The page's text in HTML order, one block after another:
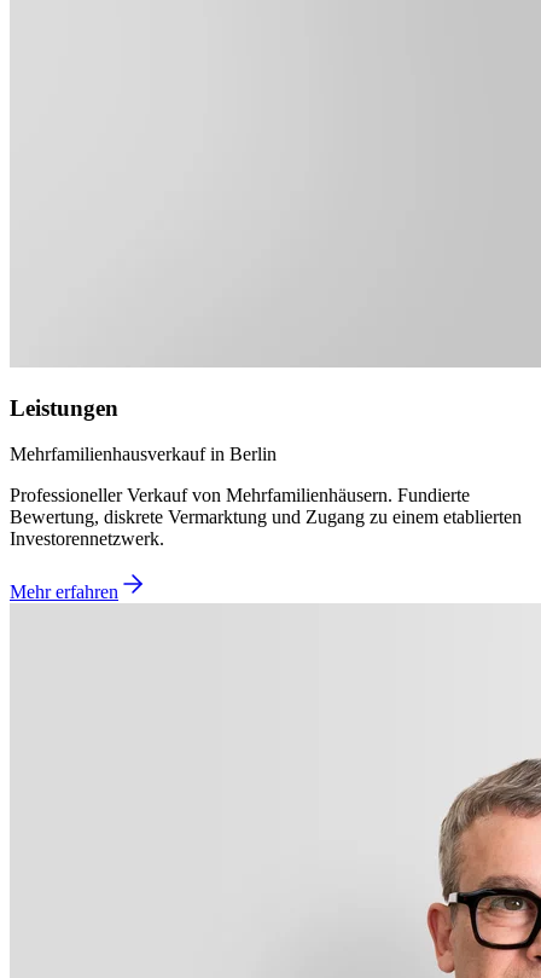
Leistungen
Mehrfamilienhausverkauf in Berlin
Professioneller Verkauf von Mehrfamilienhäusern. Fundierte
Bewertung, diskrete Vermarktung und Zugang zu einem etablierten
Investorennetzwerk.
Mehr erfahren